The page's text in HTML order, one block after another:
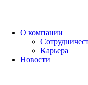
О компании
Карьера
Новости